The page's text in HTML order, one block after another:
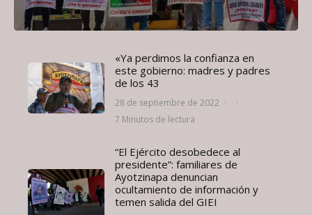
«Ya perdimos la confianza en
este gobierno: madres y padres
de los 43
28 de septiembre de 2022 ·
·
7 Minutos de lectura
“El Ejército desobedece al
presidente”: familiares de
Ayotzinapa denuncian
ocultamiento de información y
temen salida del GIEI